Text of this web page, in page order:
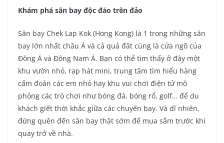
Khám phá sân bay độc đáo trên đảo
Sân bay Chek Lap Kok (Hong Kong) là 1 trong những sân
bay lớn nhất châu Á và cả quả đât cùng là cửa ngõ của
Đông Á và Đông Nam Á. Bạn có thể tìm thấy ở đây một
khu vườn nhỏ, rạp hát mini, trung tâm tìm hiểu hàng
cấm đoán các em nhỏ hay khu vui chơi điện tử mô
phỏng các trò chơi như bóng đá, bóng rổ, golf… để du
khách giết thời khắc giữa các chuyến bay. Và dĩ nhiên,
đừng quên đến sân bay thật sớm để mua sắm trước khi
quay trở về nhà.